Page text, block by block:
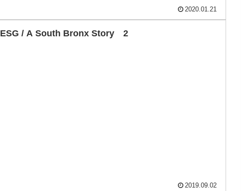
2020.01.21
ESG / A South Bronx Story 2
2019.09.02